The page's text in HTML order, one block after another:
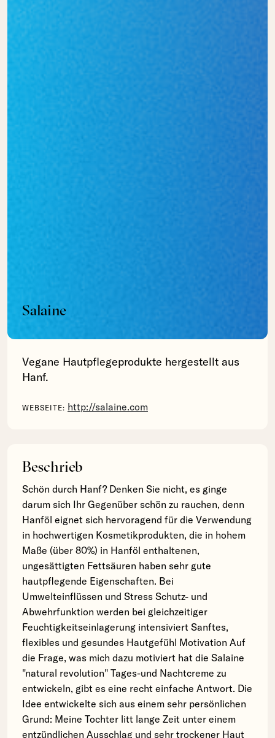
Salaine
Vegane Hautpflegeprodukte hergestellt aus
Hanf.
WEBSEITE: http://salaine.com
Beschrieb
Schön durch Hanf? Denken Sie nicht, es ginge
darum sich Ihr Gegenüber schön zu rauchen, denn
Hanföl eignet sich hervoragend für die Verwendung
in hochwertigen Kosmetikprodukten, die in hohem
Maße (über 80%) in Hanföl enthaltenen,
ungesättigten Fettsäuren haben sehr gute
hautpflegende Eigenschaften. Bei
Umwelteinflüssen und Stress Schutz- und
Abwehrfunktion werden bei gleichzeitiger
Feuchtigkeitseinlagerung intensiviert Sanftes,
flexibles und gesundes Hautgefühl Motivation Auf
die Frage, was mich dazu motiviert hat die Salaine
"natural revolution" Tages-und Nachtcreme zu
entwickeln, gibt es eine recht einfache Antwort. Die
Idee entwickelte sich aus einem sehr persönlichen
Grund: Meine Tochter litt lange Zeit unter einem
entzündlichen Ausschlag und sehr trockener Haut